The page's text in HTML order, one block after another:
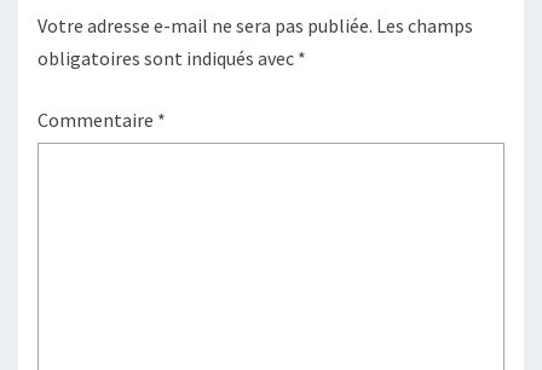
Votre adresse e-mail ne sera pas publiée. Les champs
obligatoires sont indiqués avec *
Commentaire *